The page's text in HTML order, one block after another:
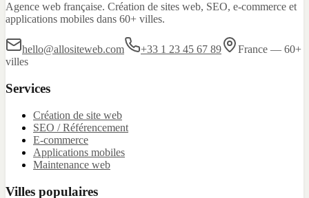
Agence web française. Création de sites web, SEO, e-commerce et
applications mobiles dans 60+ villes.
hello@allositeweb.com +33 1 23 45 67 89
France — 60+
villes
Services
Création de site web
SEO / Référencement
E-commerce
Applications mobiles
Maintenance web
Villes populaires